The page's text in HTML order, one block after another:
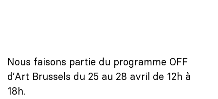
Nous faisons partie du programme OFF
d’Art Brussels du 25 au 28 avril de 12h à
18h.